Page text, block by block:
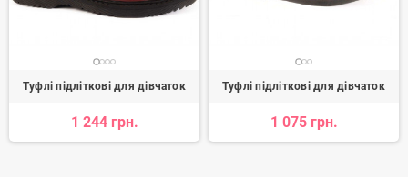
Туфлі підліткові для дівчаток
1 244 грн.
Туфлі підліткові для дівчаток
1 075 грн.